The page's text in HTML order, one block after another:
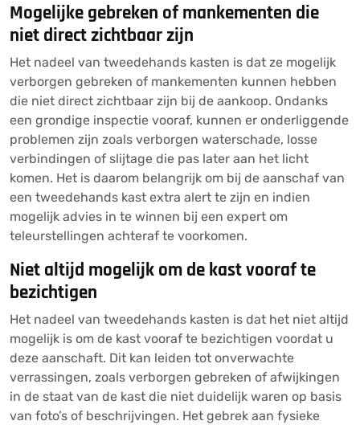
Mogelijke gebreken of mankementen die
niet direct zichtbaar zijn
Het nadeel van tweedehands kasten is dat ze mogelijk
verborgen gebreken of mankementen kunnen hebben
die niet direct zichtbaar zijn bij de aankoop. Ondanks
een grondige inspectie vooraf, kunnen er onderliggende
problemen zijn zoals verborgen waterschade, losse
verbindingen of slijtage die pas later aan het licht
komen. Het is daarom belangrijk om bij de aanschaf van
een tweedehands kast extra alert te zijn en indien
mogelijk advies in te winnen bij een expert om
teleurstellingen achteraf te voorkomen.
Niet altijd mogelijk om de kast vooraf te
bezichtigen
Het nadeel van tweedehands kasten is dat het niet altijd
mogelijk is om de kast vooraf te bezichtigen voordat u
deze aanschaft. Dit kan leiden tot onverwachte
verrassingen, zoals verborgen gebreken of afwijkingen
in de staat van de kast die niet duidelijk waren op basis
van foto’s of beschrijvingen. Het gebrek aan fysieke